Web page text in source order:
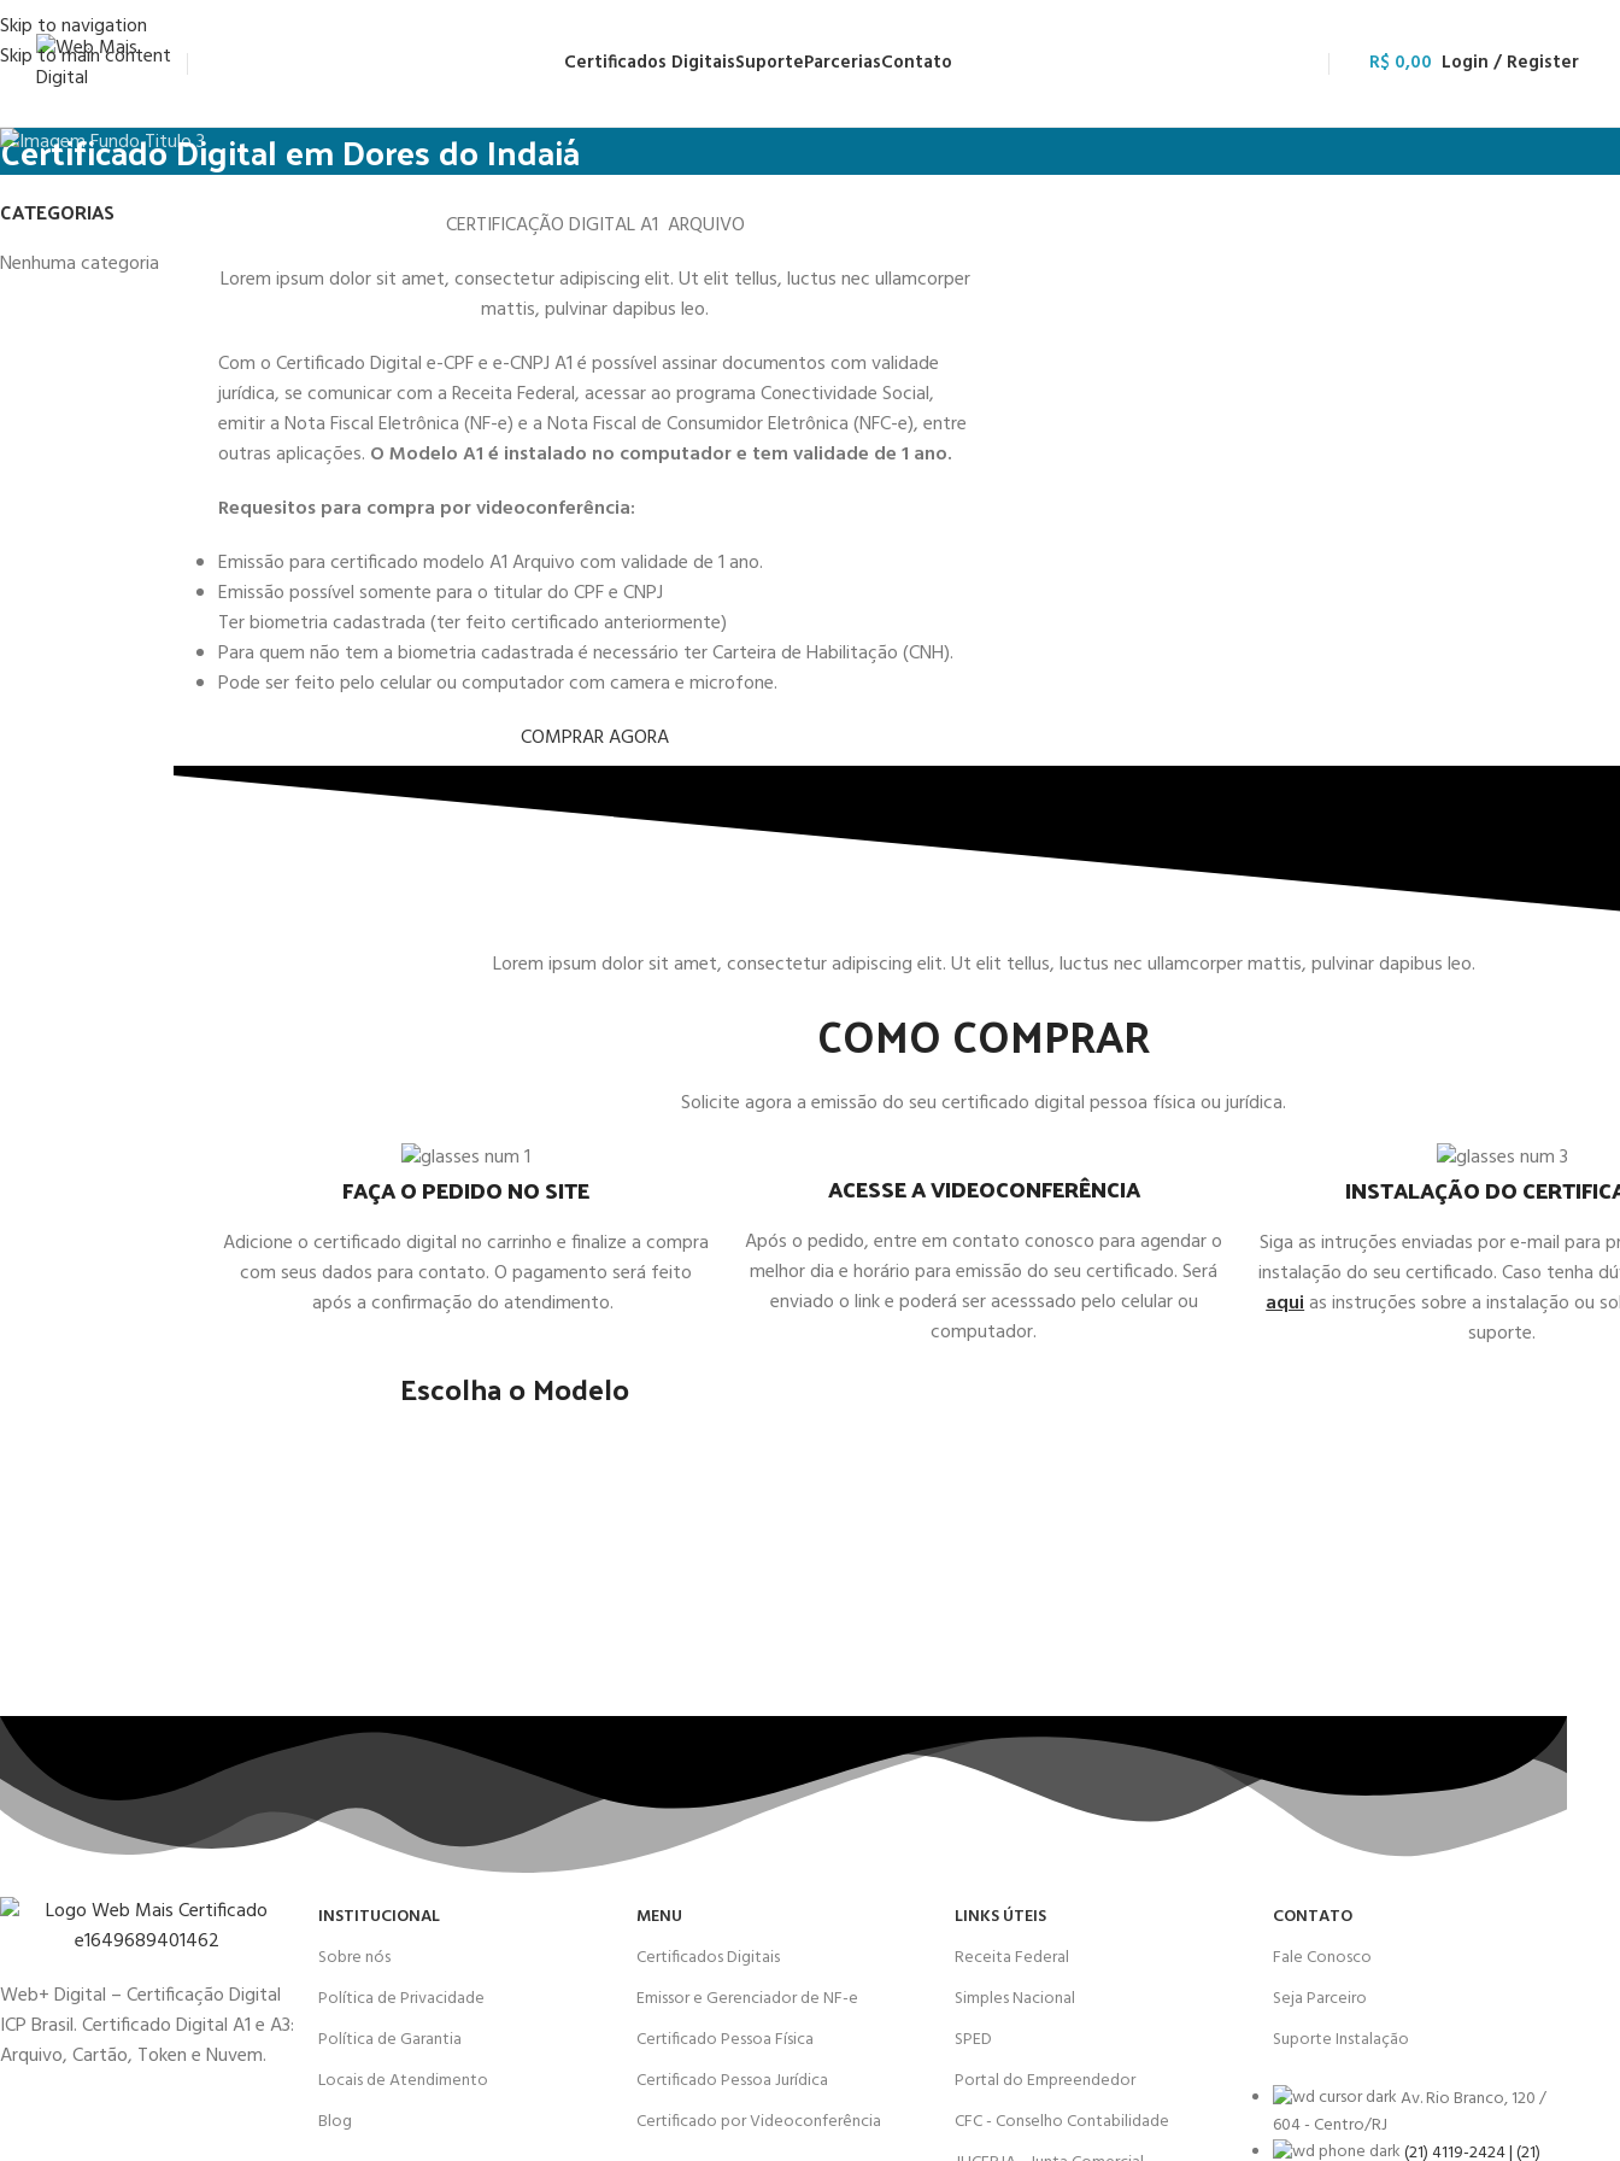
Skip to navigation
Skip to main content
Certificados DigitaisSuporteParceriasContato R$ 0,00 Login / Register
Certificado Digital em Dores do Indaiá
CATEGORIAS
Nenhuma categoria
CERTIFICAÇÃO DIGITAL A1 ARQUIVO
Lorem ipsum dolor sit amet, consectetur adipiscing elit. Ut elit tellus, luctus nec ullamcorper
mattis, pulvinar dapibus leo.
Com o Certificado Digital e-CPF e e-CNPJ A1 é possível assinar documentos com validade
jurídica, se comunicar com a Receita Federal, acessar ao programa Conectividade Social,
emitir a Nota Fiscal Eletrônica (NF-e) e a Nota Fiscal de Consumidor Eletrônica (NFC-e), entre
outras aplicações. O Modelo A1 é instalado no computador e tem validade de 1 ano.
Requesitos para compra por videoconferência:
Emissão para certificado modelo A1 Arquivo com validade de 1 ano.
Emissão possível somente para o titular do CPF e CNPJ
Ter biometria cadastrada (ter feito certificado anteriormente)
Para quem não tem a biometria cadastrada é necessário ter Carteira de Habilitação (CNH).
Pode ser feito pelo celular ou computador com camera e microfone.
COMPRAR AGORA
Lorem ipsum dolor sit amet, consectetur adipiscing elit. Ut elit tellus, luctus nec ullamcorper mattis, pulvinar dapibus leo.
COMO COMPRAR
Solicite agora a emissão do seu certificado digital pessoa física ou jurídica.
FAÇA O PEDIDO NO SITE
Adicione o certificado digital no carrinho e finalize a compra
com seus dados para contato. O pagamento será feito
após a confirmação do atendimento.
ACESSE A VIDEOCONFERÊNCIA
Após o pedido, entre em contato conosco para agendar o
melhor dia e horário para emissão do seu certificado. Será
enviado o link e poderá ser acesssado pelo celular ou
computador.
INSTALAÇÃO DO
Siga as intruções enviadas por e-mail para
instalação do seu certificado. Caso tenha
aquias instruções sobre a instalação ou
suporte.
Escolha o Modelo
Web+ Digital – Certificação Digital
ICP Brasil. Certificado Digital A1 e A3:
Arquivo, Cartão, Token e Nuvem.
INSTITUCIONAL
Sobre nós
Política de Privacidade
Política de Garantia
Locais de Atendimento
Blog
MENU
Certificados Digitais
Emissor e Gerenciador de NF-e
Certificado Pessoa Física
Certificado Pessoa Jurídica
Certificado por Videoconferência
LINKS ÚTEIS
Receita Federal
Simples Nacional
SPED
Portal do Empreendedor
CFC - Conselho Contabilidade
CONTATO
Fale Conosco
Seja Parceiro
Suporte Instalação
Av. Rio Branco, 120 /
604 - Centro/RJ
(21) 4119-2424 | (21)